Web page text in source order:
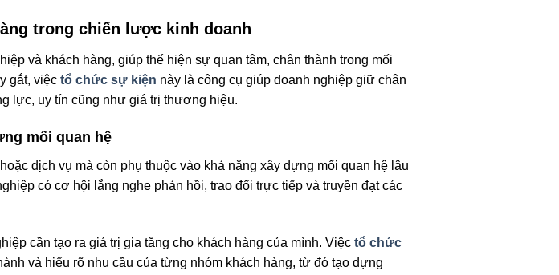
trong chiến lược kinh doanh
và khách hàng, giúp thể hiện sự quan tâm, chân thành trong mối
gắt, việc tổ chức sự kiện này là công cụ giúp doanh nghiệp giữ chân
lực, uy tín cũng như giá trị thương hiệu.
mối quan hệ
dịch vụ mà còn phụ thuộc vào khả năng xây dựng mối quan hệ lâu
có cơ hội lắng nghe phản hồi, trao đổi trực tiếp và truyền đạt các
cần tạo ra giá trị gia tăng cho khách hàng của mình. Việc tổ chức
và hiểu rõ nhu cầu của từng nhóm khách hàng, từ đó tạo dựng